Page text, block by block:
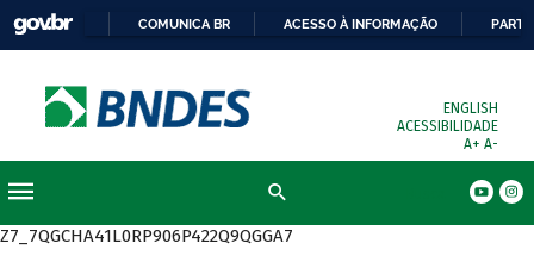
COMUNICA BR ACESSO À INFORMAÇÃO
ENGLISH
ACESSIBILIDADE
A+ A-
Z7_7QGCHA41L0RP906P422Q9QGGA7